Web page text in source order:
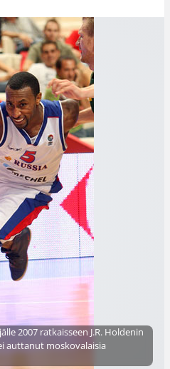
2007 ratkaisseen J.R. Holdenin
auttanut moskovalaisia